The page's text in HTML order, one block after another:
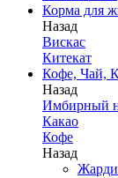
Корма для
Назад
Вискас
Китекат
Кофе, Чай,
Назад
Имбирный
Какао
Кофе
Назад